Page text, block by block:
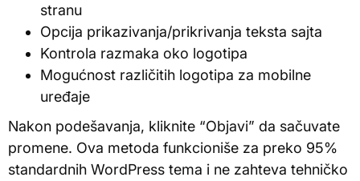
stranu
Opcija prikazivanja/prikrivanja teksta sajta
Kontrola razmaka oko logotipa
Mogućnost različitih logotipa za mobilne
uređaje
Nakon podešavanja, kliknite “Objavi” da sačuvate
promene. Ova metoda funkcioniše za preko 95%
standardnih WordPress tema i ne zahteva tehničko